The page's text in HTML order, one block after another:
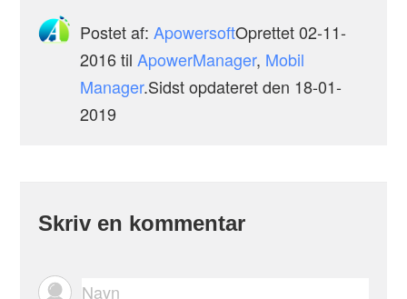
Postet af: ApowersoftOprettet02-11-
2016 til ApowerManager, Mobil
Manager.Sidst opdateret den 18-01-
2019
Skriv en kommentar